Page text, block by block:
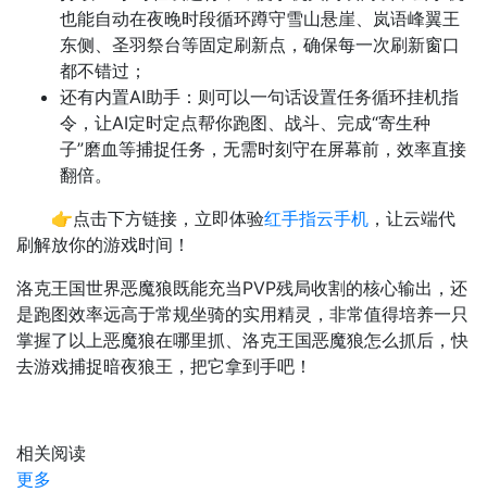
也能自动在夜晚时段循环蹲守雪山悬崖、岚语峰翼王
东侧、圣羽祭台等固定刷新点，确保每一次刷新窗口
都不错过；
还有内置AI助手：则可以一句话设置任务循环挂机指
令，让AI定时定点帮你跑图、战斗、完成“寄生种
子”磨血等捕捉任务，无需时刻守在屏幕前，效率直接
翻倍。
👉点击下方链接，立即体验红手指云手机 ，让云端代
刷解放你的游戏时间！
洛克王国世界恶魔狼既能充当PVP残局收割的核心输出，还
是跑图效率远高于常规坐骑的实用精灵，非常值得培养一只
掌握了以上恶魔狼在哪里抓、洛克王国恶魔狼怎么抓后，快
去游戏捕捉暗夜狼王，把它拿到手吧！
相关阅读
更多